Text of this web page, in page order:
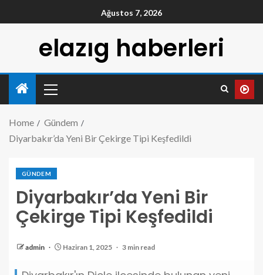
Ağustos 7, 2026
elazıg haberleri
Home
Gündem
Diyarbakır’da Yeni Bir Çekirge Tipi Keşfedildi
GÜNDEM
Diyarbakır’da Yeni Bir
Çekirge Tipi Keşfedildi
admin Haziran 1, 2025 3 min read